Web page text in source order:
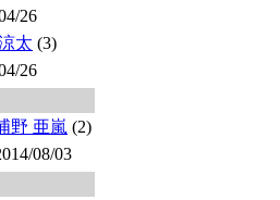
26
太 (3)
26
野 亜嵐 (2)
08/03